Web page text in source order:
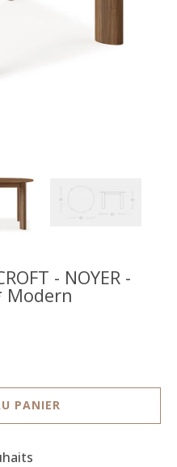
- NOYER -
Modern
PANIER